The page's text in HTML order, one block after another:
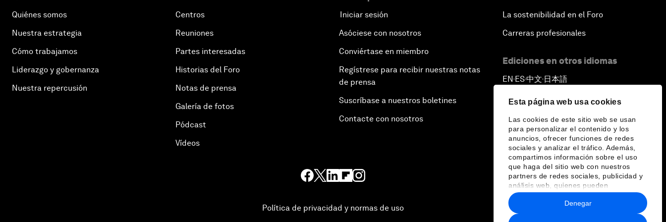
Esta página web usa cookies
Las cookies de este sitio web se usan
para personalizar el contenido y los
anuncios, ofrecer funciones de redes
sociales y analizar el tráfico. Además,
compartimos información sobre el uso
que haga del sitio web con nuestros
partners de redes sociales, publicidad y
análisis web, quienes pueden
combinarla con otra información que les
haya proporcionado o que hayan
recopilado a partir del uso que haya
Denegar
Quiénes somos
Nuestra estrategia
Cómo trabajamos
Liderazgo y gobernanza
Nuestra repercusión
Centros
Reuniones
Partes interesadas
Historias del Foro
Notas de prensa
Galería de fotos
Pódcast
Vídeos
Iniciar sesión
Asóciese con nosotros
Conviértase en miembro
Regístrese para recibir nuestras notas
de prensa
Suscríbase a nuestros boletines
Contacte con nosotros
La sostenibilidad en el Foro
Carreras profesionales
Ediciones en otros idiomas
EN ▪ ES▪中文▪ 日本語
Política de privacidad y normas de uso